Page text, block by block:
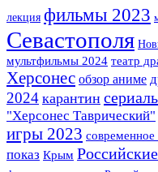
лекция фильмы 2023
Севастополя
мультфильмы 2024 театр
Херсонес обзор аниме
2024 карантин
"Херсонес Таврический"
игры 2023 современное
показ Крым